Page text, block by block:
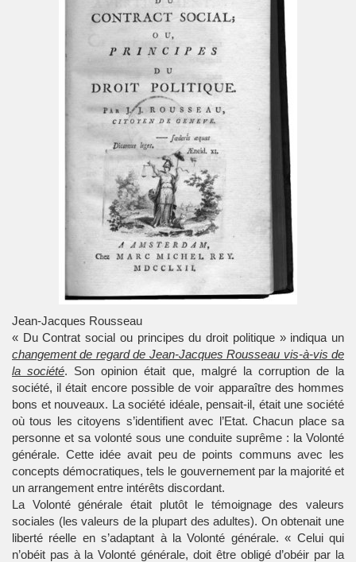
Jean-Jacques Rousseau
« Du Contrat social ou principes du droit politique » indiqua un
changement de regard de Jean-Jacques Rousseau vis-à-vis de
la société. Son opinion était que, malgré la corruption de la
société, il était encore possible de voir apparaître des hommes
bons et nouveaux. La société idéale, pensait-il, était une société
où tous les citoyens s’identifient avec l’Etat. Chacun place sa
personne et sa volonté sous une conduite suprême : la Volonté
générale. Cette idée avait peu de points communs avec les
concepts démocratiques, tels le gouvernement par la majorité et
un arrangement entre intérêts discordant.
La Volonté générale était plutôt le témoignage des valeurs
sociales (les valeurs de la plupart des adultes). On obtenait une
liberté réelle en s’adaptant à la Volonté générale. « Celui qui
n’obéit pas à la Volonté générale, doit être obligé d’obéir par la